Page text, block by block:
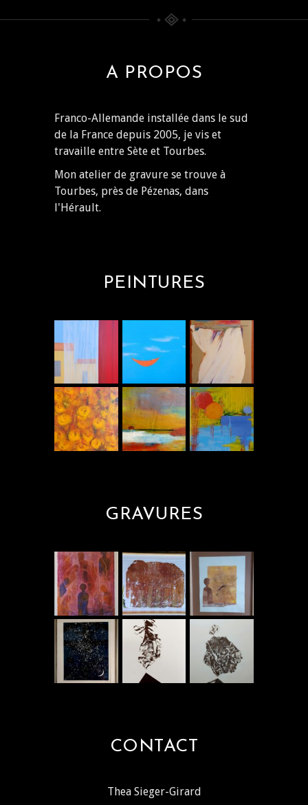
A PROPOS
Franco-Allemande installée dans le sud
de la France depuis 2005, je vis et
travaille entre Sète et Tourbes.
Mon atelier de gravure se trouve à
Tourbes, près de Pézenas, dans
l'Hérault.
PEINTURES
GRAVURES
CONTACT
Thea Sieger-Girard